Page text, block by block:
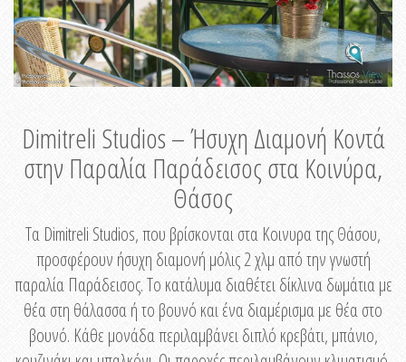
Dimitreli Studios – Ήσυχη Διαμονή Κοντά
στην Παραλία Παράδεισος στα Κοινύρα,
Θάσος
Τα Dimitreli Studios, που βρίσκονται στα Κοινυρα της Θάσου,
προσφέρουν ήσυχη διαμονή μόλις 2 χλμ από την γνωστή
παραλία Παράδεισος. Το κατάλυμα διαθέτει δίκλινα δωμάτια με
θέα στη θάλασσα ή το βουνό και ένα διαμέρισμα με θέα στο
βουνό. Κάθε μονάδα περιλαμβάνει διπλό κρεβάτι, μπάνιο,